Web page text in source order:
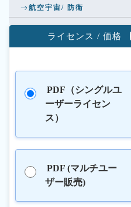
航空宇宙/ 防衛
ライセンス / 価格
PDF（シングルユ
ーザーライセン
ス）
PDF (マルチユー
ザー販売)